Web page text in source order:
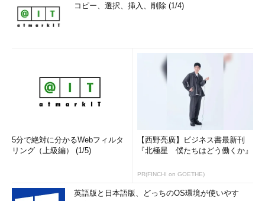
コピー、選択、挿入、削除 (1/4)
5分で絶対に分かるWebフィルタ
リング（上級編） (1/5)
【西野亮廣】ビジネス書最新刊
『北極星 僕たちはどう働くか』
PR(FINCHI on GOETHE)
英語版と日本語版、どっちのOS環境が使いやす